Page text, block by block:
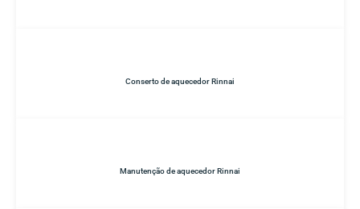
Conserto de aquecedor Rinnai
Manutenção de aquecedor Rinnai